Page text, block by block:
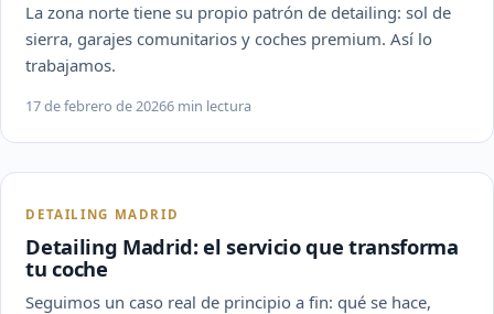
La zona norte tiene su propio patrón de detailing: sol de
sierra, garajes comunitarios y coches premium. Así lo
trabajamos.
17 de febrero de 20266 min lectura
DETAILING MADRID
Detailing Madrid: el servicio que transforma
tu coche
Seguimos un caso real de principio a fin: qué se hace,